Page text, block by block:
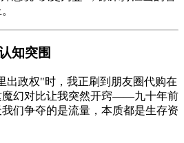
知突围
出政权"时，我正刷到朋友圈代购在
魔幻对比让我突然开窍——九十年前
们争夺的是流量，本质都是生存资